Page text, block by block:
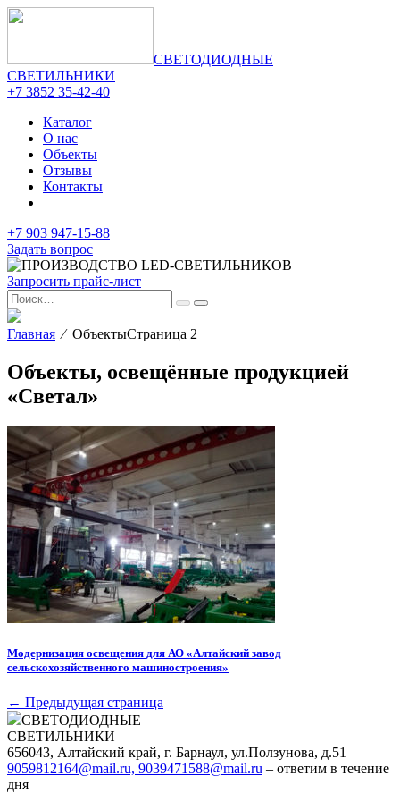
СВЕТОДИОДНЫЕ
СВЕТИЛЬНИКИ
+7 3852 35-42-40
Каталог
О нас
Объекты
Отзывы
Контакты
+7 903 947-15-88
Задать вопрос
Запросить прайс-лист
Главная ⁄ ОбъектыСтраница 2
Объекты, освещённые продукцией
«Светал»
Модернизация освещения для АО «Алтайский завод
сельскохозяйственного машиностроения»
← Предыдущая страница
СВЕТОДИОДНЫЕ
СВЕТИЛЬНИКИ
656043, Алтайский край, г. Барнаул, ул.Ползунова, д.51
9059812164@mail.ru, 9039471588@mail.ru – ответим в течение
дня